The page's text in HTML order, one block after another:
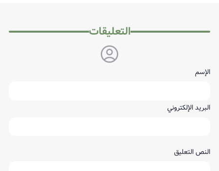
التعليقات
الإسم
البريد الإلكتروني
النص التعليق